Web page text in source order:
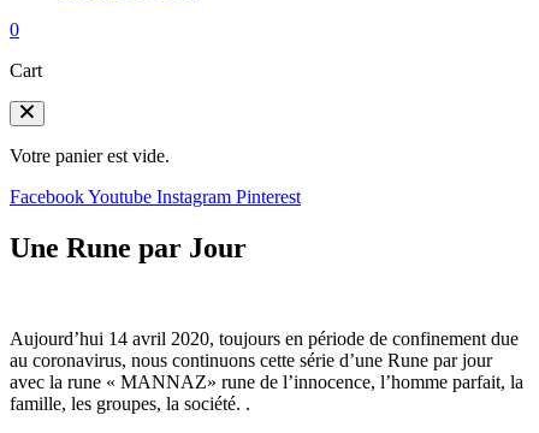
0
Cart
Votre panier est vide.
FacebookYoutube Instagram Pinterest
Une Rune par Jour
Aujourd’hui 14 avril 2020, toujours en période de confinement due
au coronavirus, nous continuons cette série d’une Rune par jour
avec la rune « MANNAZ» rune de l’innocence, l’homme parfait, la
famille, les groupes, la société. .